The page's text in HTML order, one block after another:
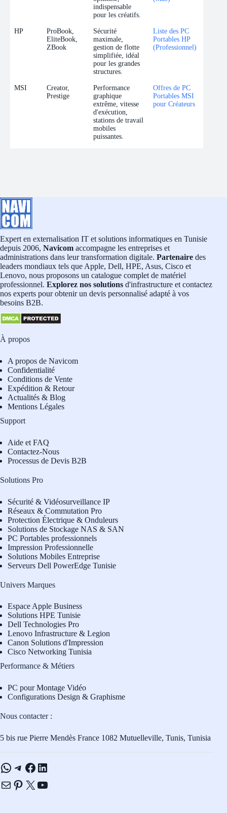
indispensable
pour les créatifs.
HP
ProBook,
EliteBook,
ZBook
Sécurité
maximale,
gestion de flotte
simplifiée, idéal
pour les grandes
structures.
Liste des PC
Portables HP
(Professionnel)
MSI
Creator,
Prestige
Performance
graphique
extrême, vitesse
d'exécution,
stations de travail
mobiles
puissantes.
Offres de PC
Portables MSI
pour Créateurs
Expert en externalisation IT et solutions informatiques en Tunisie
depuis 2006, Navicom accompagne les entreprises et
administrations dans leur transformation digitale. Partenaire des
leaders mondiaux tels que Apple, Dell, HPE, Asus, Cisco et
Lenovo, nous proposons un catalogue complet de matériel
professionnel. Explorez nos solutions d'infrastructure et contactez
nos experts pour obtenir un devis personnalisé adapté à vos
besoins B2B.
À propos
A propos de Navicom
Confidentialité
Conditions de Vente
Expédition & Retour
Actualités & Blog
Mentions Légales
Support
Aide et FAQ
Contactez-Nous
Processus de Devis B2B
Solutions Pro
Sécurité & Vidéosurveillance IP
Réseaux & Commutation Pro
Protection Électrique & Onduleurs
Solutions de Stockage NAS & SAN
PC Portables professionnels
Impression Professionnelle
Solutions Mobiles Entreprise
Serveurs Dell PowerEdge Tunisie
Univers Marques
Espace Apple Business
Solutions HPE Tunisie
Dell Technologies Pro
Lenovo Infrastructure & Legion
Canon Solutions d'Impression
Cisco Networking Tunisia
Performance & Métiers
PC pour Montage Vidéo
Configurations Design & Graphisme
Nous contacter :
5 bis rue Pierre Mendès France 1082 Mutuelleville, Tunis, Tunisia
WhatsApp
Telegram
Facebook
LinkedIn
E-mailPinterest
X YouTube